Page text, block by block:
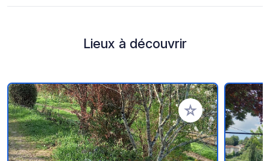
Lieux à découvrir
Ajouter à vos